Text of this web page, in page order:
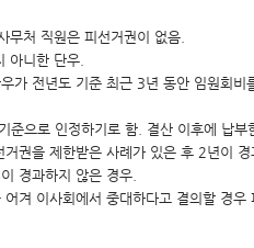
처 직원은 피선거권이 없음.
아니한 단우.
가 전년도 기준 최근 3년 동안 임원회
으로 인정하기로 함. 결산 이후에 납부
권을 제한받은 사례가 있은 후 2년이 경
경과하지 않은 경우.
겨 이사회에서 중대하다고 결의할 경우